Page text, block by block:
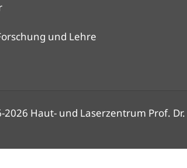
und Lehre
Haut- und Laserzentrum Prof.